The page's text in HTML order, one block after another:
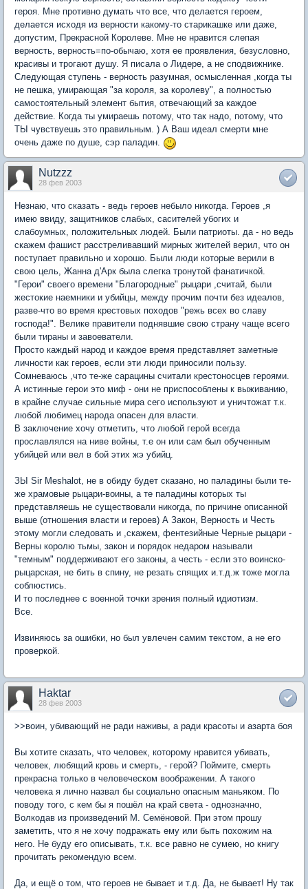
героя. Мне противно думать что все, что делается героем,
делается исходя из верности какому-то старикашке или даже,
допустим, Прекрасной Королеве. Мне не нравится слепая
верность, верность=по-обычаю, хотя ее проявления, безусловно,
красивы и трогают душу. Я писала о Лидере, а не сподвижнике.
Следующая ступень - верность разумная, осмысленная ,когда ты
не пешка, умирающая "за короля, за королеву", а полностью
самостоятельный элемент бытия, отвечающий за каждое
действие. Когда ты умираешь потому, что так надо, потому, что
ТЫ чувствуешь это правильным. ) А Ваш идеал смерти мне
очень даже по душе, сэр паладин.
Nutzzz
28 фев 2003
Незнаю, что сказать - ведь героев небыло никогда. Героев ,я
имею ввиду, защитников слабых, сасителей убогих и
слабоумных, положительных людей. Были патриоты. да - но ведь
скажем фашист расстреливавший мирных жителей верил, что он
поступает правильно и хорошо. Были люди которые верили в
свою цель, Жанна д'Арк была слегка тронутой фанатичкой.
"Герои" своего времени "Благородные" рыцари ,считай, были
жестокие наемники и убийцы, между прочим почти без идеалов,
разве-что во время крестовых походов "режь всех во славу
господа!". Велике правители поднявшие свою страну чаще всего
были тираны и завоеватели.
Просто каждый народ и каждое время представляет заметные
личности как героев, если эти люди приносили пользу.
Сомневаюсь ,что те-же сарацины считали крестоносцев героями.
А истинные герои это миф - они не приспособлены к выживанию,
в крайне случае сильные мира сего используют и уничтожат т.к.
любой любимец народа опасен для власти.
В заключение хочу отметить, что любой герой всегда
прославлялся на ниве войны, т.е он или сам был обученным
убийцей или вел в бой этих жэ убийц.
ЗЫ Sir Meshalot, не в обиду будет сказано, но паладины были те-
же храмовые рыцари-воины, а те паладины которых ты
представляешь не существовали никогда, по причине описанной
выше (отношения власти и героев) А Закон, Верность и Честь
этому могли следовать и ,скажем, фентезийные Черные рыцари -
Верны королю тьмы, закон и порядок недаром называли
"темным" поддерживают его законы, а честь - если это воинско-
рыцарская, не бить в спину, не резать спящих и.т.д.ж тоже могла
соблюстись.
И то последнее с военной точки зрения полный идиотизм.
Все.
Извиняюсь за ошибки, но был увлечен самим текстом, а не его
проверкой.
Haktar
28 фев 2003
>>воин, убивающий не ради наживы, а ради красоты и азарта боя
Вы хотите сказать, что человек, которому нравится убивать,
человек, любящий кровь и смерть, - герой? Поймите, смерть
прекрасна только в человеческом воображении. А такого
человека я лично назвал бы социально опасным маньяком. По
поводу того, с кем бы я пошёл на край света - однозначно,
Волкодав из произведений М. Семёновой. При этом прошу
заметить, что я не хочу подражать ему или быть похожим на
него. Не буду его описывать, т.к. все равно не сумею, но книгу
прочитать рекомендую всем.
Да, и ещё о том, что героев не бывает и т.д. Да, не бывает! Ну так